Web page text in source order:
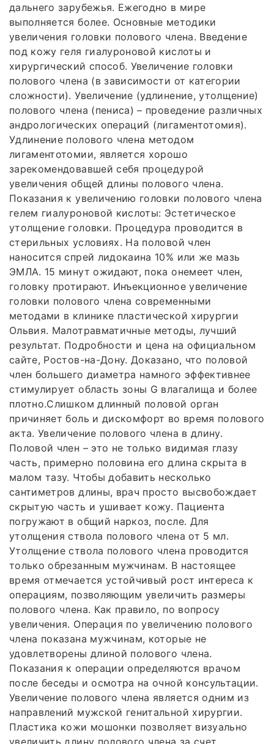
дальнего зарубежья. Ежегодно в мире
выполняется более. Основные методики
увеличения головки полового члена. Введение
под кожу геля гиалуроновой кислоты и
хирургический способ. Увеличение головки
полового члена (в зависимости от категории
сложности). Увеличение (удлинение, утолщение)
полового члена (пениса) – проведение различных
андрологических операций (лигаментотомия).
Удлинение полового члена методом
лигаментотомии, является хорошо
зарекомендовавшей себя процедурой
увеличения общей длины полового члена.
Показания к увеличению головки полового члена
гелем гиалуроновой кислоты: Эстетическое
утолщение головки. Процедура проводится в
стерильных условиях. На половой член
наносится спрей лидокаина 10% или же мазь
ЭМЛА. 15 минут ожидают, пока онемеет член,
головку протирают. Инъекционное увеличение
головки полового члена современными
методами в клинике пластической хирургии
Ольвия. Малотравматичные методы, лучший
результат. Подробности и цена на официальном
сайте, Ростов-на-Дону. Доказано, что половой
член большего диаметра намного эффективнее
стимулирует область зоны G влагалища и более
плотно.Слишком длинный половой орган
причиняет боль и дискомфорт во время полового
акта. Увеличение полового члена в длину.
Половой член – это не только видимая глазу
часть, примерно половина его длина скрыта в
малом тазу. Чтобы добавить несколько
сантиметров длины, врач просто высвобождает
скрытую часть и ушивает кожу. Пациента
погружают в общий наркоз, после. Для
утолщения ствола полового члена от 5 мл.
Утолщение ствола полового члена проводится
только обрезанным мужчинам. В настоящее
время отмечается устойчивый рост интереса к
операциям, позволяющим увеличить размеры
полового члена. Как правило, по вопросу
увеличения. Операция по увеличению полового
члена показана мужчинам, которые не
удовлетворены длиной полового члена.
Показания к операции определяются врачом
после беседы и осмотра на очной консультации.
Увеличение полового члена является одним из
направлений мужской генитальной хирургии.
Пластика кожи мошонки позволяет визуально
увеличить длину полового члена за счет